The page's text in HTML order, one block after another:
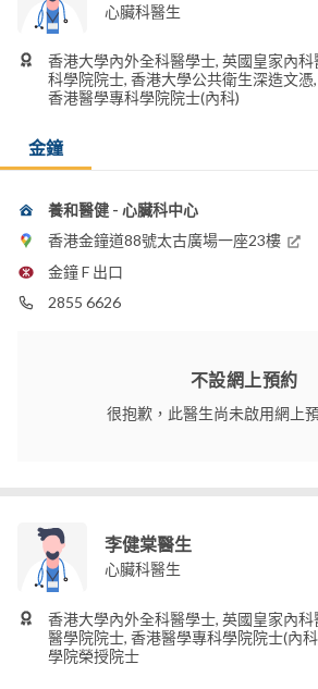
心臟科醫生
香港大學內外全科醫學士, 英國皇家內
科學院院士, 香港大學公共衛生深造文
香港醫學專科學院院士(內科)
金鐘
養和醫健 - 心臟科中心
香港金鐘道88號太古廣場一座23樓
金鐘 F 出口
2855 6626
不設網上預約
很抱歉，此醫生尚未啟用網上
李健棠醫生
心臟科醫生
香港大學內外全科醫學士, 英國皇家內
醫學院院士, 香港醫學專科學院院士(內
學院榮授院士